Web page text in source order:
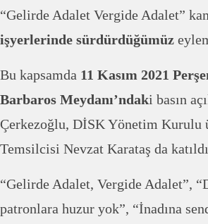
“Gelirde Adalet Vergide Adalet”
işyerlerinde sürdürdüğümüz
Bu kapsamda 11 Kasım 2021
Barbaros Meydanı’ndaki basın
Çerkezoğlu, DİSK Yönetim Kurulu
Temsilcisi Nevzat Karataş da
“Gelirde Adalet, Vergide Adalet”,
patronlara huzur yok”, “İnadına